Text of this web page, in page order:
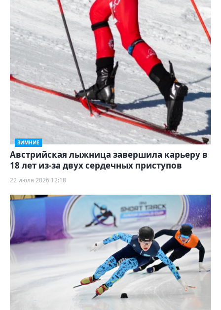
ЗИМНИЕ
Австрийская лыжница завершила карьеру в
18 лет из‑за двух сердечных приступов
22 июля 2026 12:18